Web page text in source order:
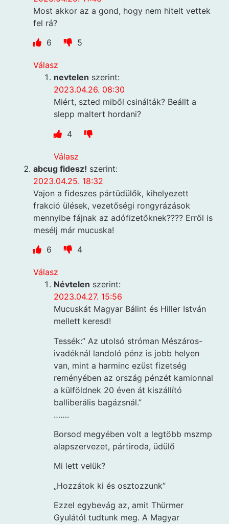
Most akkor az a gond, hogy nem hitelt vettek
fel rá?
6
5
Válasz
nevtelen szerint:
2023.04.26. 08:30
Miért, szted miből csinálták? Beállt a
slepp maltert hordani?
4
Válasz
abcug fidesz! szerint:
2023.04.25. 18:32
Vajon a fideszes pártüdülők, kihelyezett
frakció ülések, vezetőségi rongyrázások
mennyibe fájnak az adófizetőknek???? Erről is
mesélj már mucuska!
6
4
Válasz
Névtelen szerint:
2023.04.27. 15:56
Mucuskát Magyar Bálint és Hiller István
mellett keresd!
Tessék:” Az utolsó stróman Mészáros-
ivadéknál landoló pénz is jobb helyen
van, mint a harminc ezüst fizetség
reményében az ország pénzét kamionnal
a külföldnek 20 éven át kiszállító
balliberális bagázsnál.”
…….
Borsod megyében volt a legtöbb mszmp
alapszervezet, pártiroda, üdülő
Mi lett velük?
„Hozzátok ki és osztozzunk”
Ezzel egybevág az, amit Thürmer
Gyulától tudtunk meg. A Magyar